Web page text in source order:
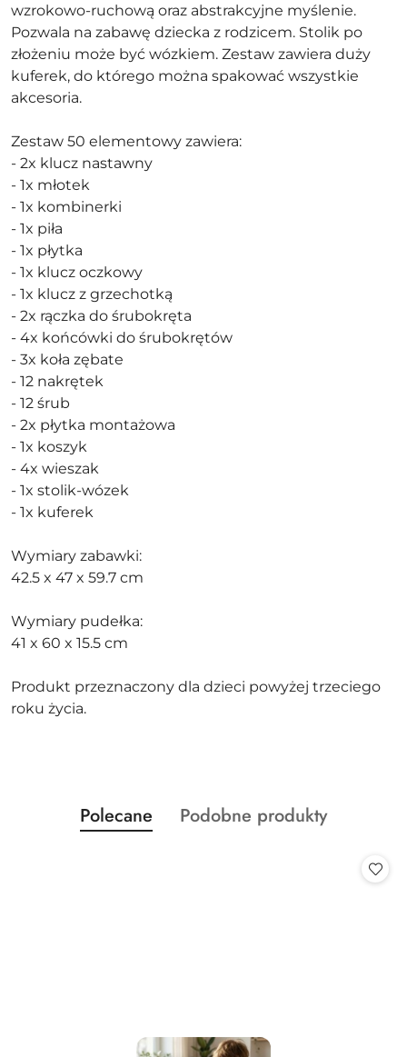
wzrokowo-ruchową oraz abstrakcyjne myślenie.
Pozwala na zabawę dziecka z rodzicem. Stolik po
złożeniu może być wózkiem. Zestaw zawiera duży
kuferek, do którego można spakować wszystkie
akcesoria.
Zestaw 50 elementowy zawiera:
- 2x klucz nastawny
- 1x młotek
- 1x kombinerki
- 1x piła
- 1x płytka
- 1x klucz oczkowy
- 1x klucz z grzechotką
- 2x rączka do śrubokręta
- 4x końcówki do śrubokrętów
- 3x koła zębate
- 12 nakrętek
- 12 śrub
- 2x płytka montażowa
- 1x koszyk
- 4x wieszak
- 1x stolik-wózek
- 1x kuferek
Wymiary zabawki:
42.5 x 47 x 59.7 cm
Wymiary pudełka:
41 x 60 x 15.5 cm
Produkt przeznaczony dla dzieci powyżej trzeciego
roku życia.
Pomiń karuzelę produktów
Produkty
o
Polecane
Produkty
Podobne produkty